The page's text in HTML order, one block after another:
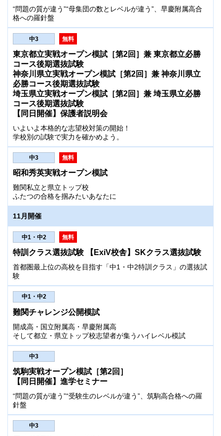
“問題の質が違う”“母集団の数とレベルが違う”、早慶附属高合
格への羅針盤
中3 無料
東京都立実戦オープン模試［第2回］兼 東京都立必勝
コース後期選抜試験
神奈川県立実戦オープン模試［第2回］兼 神奈川県立
必勝コース後期選抜試験
埼玉県立実戦オープン模試［第2回］兼 埼玉県立必勝
コース後期選抜試験
【同日開催】保護者説明会
いよいよ本格的な志望校対策の開始！
学校別の試験で実力を確かめよう。
中3 無料
昭和秀英実戦オープン模試
難関私立と県立トップ校
ふたつの合格を掴みたいあなたに
11月開催
中1・中2 無料
特訓クラス選抜試験 【ExiV校舎】SKクラス選抜試験
首都圏最上位の高校を目指す「中1・中2特訓クラス」の選抜試
験
中1・中2
難関チャレンジ公開模試
開成高・国立附属高・早慶附属高
そして都立・県立トップ校志望者が集うハイレベル模試
中3
筑駒実戦オープン模試［第2回］
【同日開催】進学セミナー
“問題の質が違う”“受験生のレベルが違う”、筑駒高合格への羅
針盤
中3